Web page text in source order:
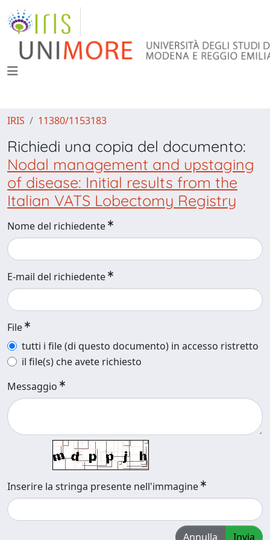
IRIS 11380/1153183
Richiedi una copia del documento:
Nodal management and upstaging
of disease: Initial results from the
Italian VATS Lobectomy Registry
Nome del richiedente
E-mail del richiedente
File
tutti i file (di questo documento) in accesso ristretto
il file(s) che avete richiesto
Messaggio
Inserire la stringa presente nell'immagine
Annulla Invia